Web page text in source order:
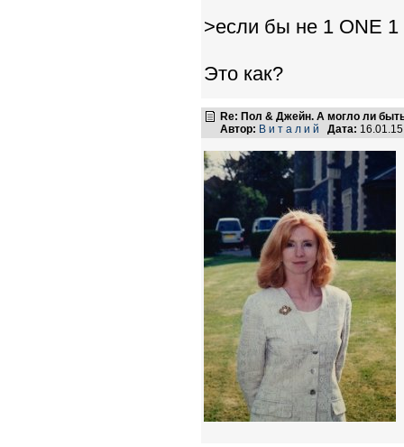
>если бы не 1 ONE
Это как?
Re: Пол & Джейн. А могло ли
Автор: В и т а л и й Дата: